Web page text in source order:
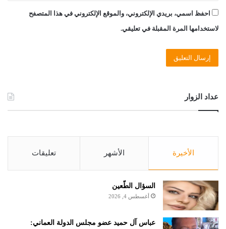
احفظ اسمي، بريدي الإلكتروني، والموقع الإلكتروني في هذا المتصفح
لاستخدامها المرة المقبلة في تعليقي.
عداد الزوار
الأخيرة الأشهر تعليقات
السؤال الطّعين
أغسطس 4, 2026
عباس آل حميد عضو مجلس الدولة العماني: